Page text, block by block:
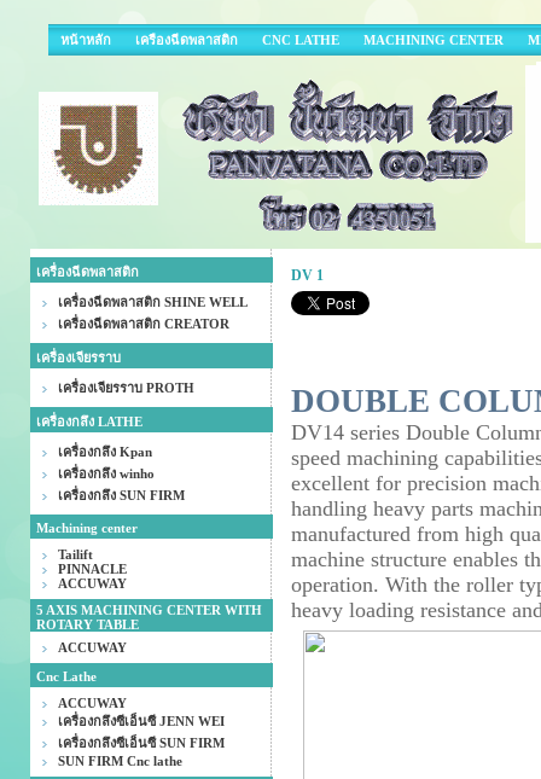
หน้าหลัก เครืองฉีดพลาสติก CNC LATHE MACHINING CENTER
เครื่องฉีดพลาสติก
เครื่องฉีดพลาสติก SHINE WELL
เครื่องฉีดพลาสติก CREATOR
เครื่องเจียรราบ
เครื่องเจียรราบ PROTH
เครื่องกลึง LATHE
เครื่องกลึง Kpan
เครื่องกลึง winho
เครื่องกลึง SUN FIRM
Machining center
Tailift
PINNACLE
ACCUWAY
5 AXIS MACHINING CENTER WITH
ROTARY TABLE
ACCUWAY
Cnc Lathe
ACCUWAY
เครื่องกลึงซีเอ็นซี JENN WEI
เครื่องกลึงซีเอ็นซี SUN FIRM
SUN FIRM Cnc lathe
DV 1
DOUBLE
DV14 series Double
speed machining
excellent for precision
handling heavy parts
manufactured from high
machine structure enables
operation. With the roller
heavy loading resistance